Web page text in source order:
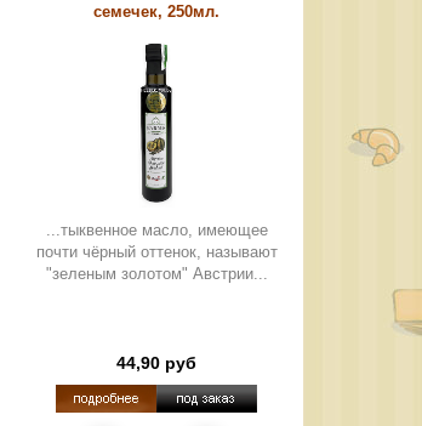
семечек, 250мл.
...тыквенное масло, имеющее
почти чёрный оттенок, называют
"зеленым золотом" Австрии...
44,90 руб